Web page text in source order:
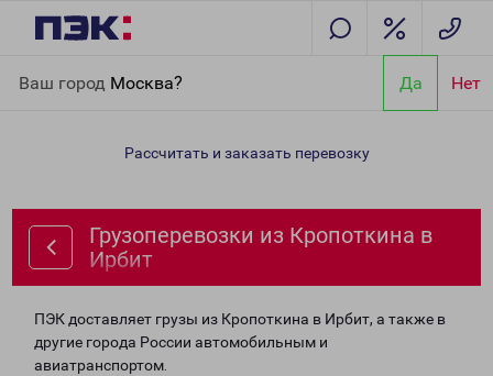
Ваш город Москва? Да Нет
Ирбит
Рассчитать и заказать перевозку
Грузоперевозки из Кропоткина в
Ирбит
ПЭК доставляет грузы из Кропоткина в Ирбит, а также в
другие города России автомобильным и
авиатранспортом.